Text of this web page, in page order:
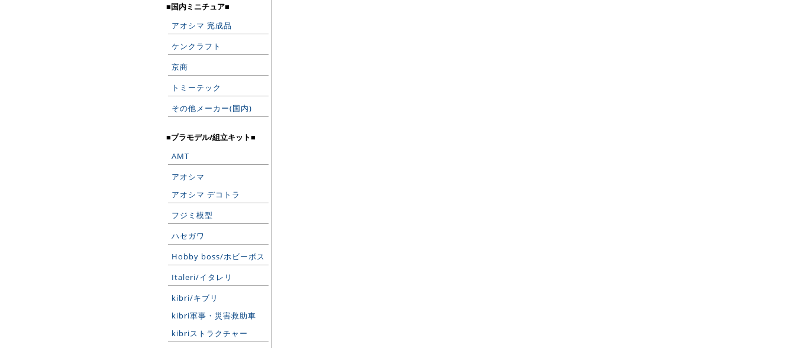
■国内ミニチュア■
アオシマ 完成品
ケンクラフト
京商
トミーテック
その他メーカー(国内)
■プラモデル/組立キット■
AMT
アオシマ
アオシマ デコトラ
フジミ模型
ハセガワ
Hobby boss/ホビーボス
Italeri/イタレリ
kibri/キブリ
kibri軍事・災害救助車
kibriストラクチャー